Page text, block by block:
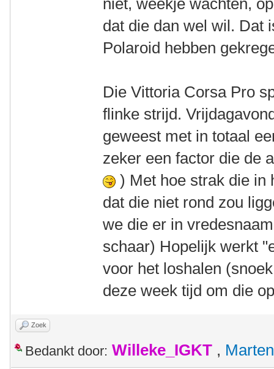
niet, weekje wachten,
dat die dan wel wil. Dat
Polaroid hebben
Die Vittoria Corsa Pro
flinke strijd.
geweest met in totaal
zeker een factor die de
) Met hoe strak die in
dat die niet rond zou
we die er in
schaar) Hopelijk werkt
voor het loshalen
deze week tijd om die
Zoek
Bedankt door: Willeke_IGKT , Marten